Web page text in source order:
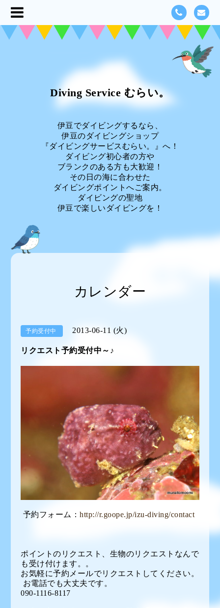
Diving Service むらい。
伊豆でダイビングするなら、
伊豆のダイビングショップ
『ダイビングサービスむらい。』へ！
ダイビング初心者の方や
ブランクのある方も大歓迎！
その日の海に合わせた
ダイビングポイントへご案内。
ダイビングの聖地
伊豆で楽しいダイビングを！
カレンダー
予約受付中 2013-06-11 (火)
リクエスト予約受付中～♪
予約フォーム：http://r.goope.jp/izu-diving/contact
ポイントのリクエスト、生物のリクエストなんで
も受け付けます。。
お気軽に予約メールでリクエストしてください。
お電話でも大丈夫です。
090-1116-8117